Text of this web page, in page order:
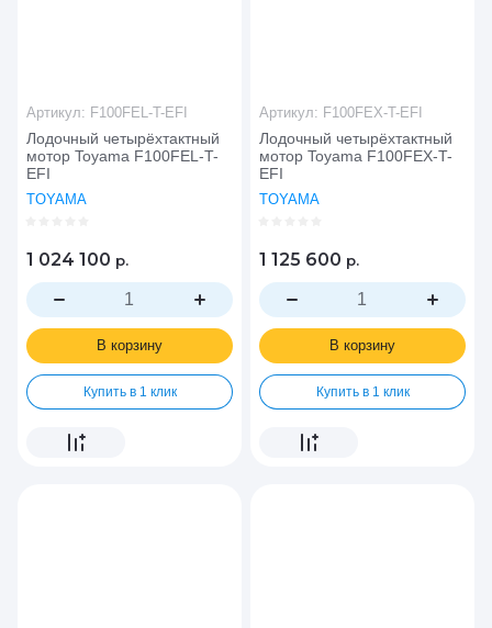
Лодочный четырёхтактный
мотор Toyama F100FEL-T-
EFI
TOYAMA
Артикул: F100FEL-T-EFI
1 024 100 р.
В корзину
Купить в 1 клик
Лодочный четырёхтактный
мотор Toyama F100FEX-T-
EFI
TOYAMA
Артикул: F100FEX-T-EFI
1 125 600 р.
В корзину
Купить в 1 клик